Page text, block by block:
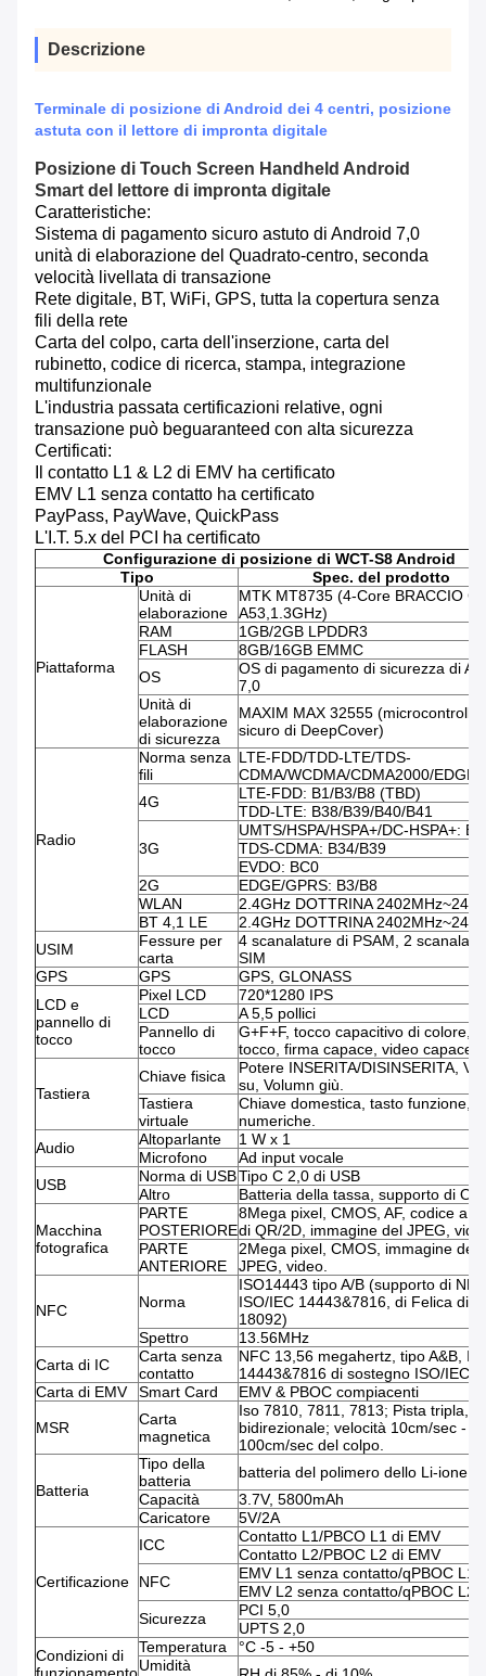
Descrizione
Terminale di posizione di Android dei 4 centri, posizione
astuta con il lettore di impronta digitale
Posizione di Touch Screen Handheld Android
Smart del lettore di impronta digitale
Caratteristiche:
Sistema di pagamento sicuro astuto di Android 7,0
unità di elaborazione del Quadrato-centro, seconda
velocità livellata di transazione
Rete digitale, BT, WiFi, GPS, tutta la copertura senza
fili della rete
Carta del colpo, carta dell'inserzione, carta del
rubinetto, codice di ricerca, stampa, integrazione
multifunzionale
L'industria passata certificazioni relative, ogni
transazione può beguaranteed con alta sicurezza
Certificati:
Il contatto L1 & L2 di EMV ha certificato
EMV L1 senza contatto ha certificato
PayPass, PayWave, QuickPass
L'I.T. 5.x del PCI ha certificato
Configurazione di posizione di WCT-S8 Android
Tipo
Spec. del prodotto
Piattaforma
Unità di
elaborazione
MTK MT8735 (4-Core BRACCIO
A53,1.3GHz)
RAM
1GB/2GB LPDDR3
FLASH
8GB/16GB EMMC
OS
OS di pagamento di sicurezza di
7,0
Unità di
elaborazione
di sicurezza
MAXIM MAX 32555 (microcontroller
sicuro di DeepCover)
Radio
Norma senza
fili
LTE-FDD/TDD-LTE/TDS-
CDMA/WCDMA/CDMA2000/EDGE/
4G
LTE-FDD: B1/B3/B8 (TBD)
TDD-LTE: B38/B39/B40/B41
3G
UMTS/HSPA/HSPA+/DC-HSPA+:
TDS-CDMA: B34/B39
EVDO: BC0
2G
EDGE/GPRS: B3/B8
WLAN
2.4GHz DOTTRINA
BT 4,1 LE
2.4GHz DOTTRINA
USIM
Fessure per
carta
4 scanalature di PSAM, 2
SIM
GPS
GPS
GPS, GLONASS
LCD e
pannello di
tocco
Pixel LCD
720*1280 IPS
LCD
A 5,5 pollici
Pannello di
tocco
G+F+F, tocco capacitivo di colore,
tocco, firma capace, video capace
Tastiera
Chiave fisica
Potere INSERITA/DISINSERITA,
su, Volumn giù.
Tastiera
virtuale
Chiave domestica, tasto funzione,
numeriche.
Audio
Altoparlante
1 W x 1
Microfono
Ad input vocale
USB
Norma di USBTipo C 2,0 di USB
Altro
Batteria della tassa, supporto di
Macchina
fotografica
PARTE
POSTERIORE
8Mega pixel, CMOS, AF, codice a
di QR/2D, immagine del JPEG,
PARTE
ANTERIORE
2Mega pixel, CMOS, immagine del
JPEG, video.
NFC Norma
ISO14443 tipo A/B (supporto di
ISO/IEC 14443&7816, di Felica di
18092)
Spettro
13.56MHz
Carta di IC
Carta senza
contatto
NFC 13,56 megahertz, tipo A&B,
14443&7816 di sostegno ISO/IEC
Carta di EMV
Smart Card EMV & PBOC compiacenti
MSR
Carta
magnetica
Iso 7810, 7811, 7813; Pista tripla,
bidirezionale; velocità 10cm/sec -
100cm/sec del colpo.
Batteria
Tipo della
batteria
batteria del polimero dello Li-ione
Capacità
3.7V, 5800mAh
Caricatore
5V/2A
Certificazione
ICC
Contatto L1/PBCO L1 di EMV
Contatto L2/PBOC L2 di EMV
NFC
EMV L1 senza contatto/qPBOC L1
EMV L2 senza contatto/qPBOC L2
Sicurezza
PCI 5,0
UPTS 2,0
Condizioni di
Temperatura
°C -5 - +50
Umidità